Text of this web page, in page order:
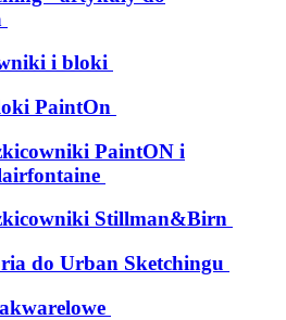
i bloki
PaintOn
PaintON i
Stillman&Birn
do Urban Sketchingu